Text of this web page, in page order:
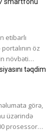
smartfonu
etibarlı
öz
növbəti
XCover
təqdim
görə,
üzərində
prosessoru